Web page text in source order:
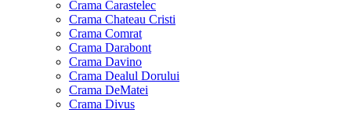
Crama Carastelec
Crama Chateau Cristi
Crama Comrat
Crama Darabont
Crama Davino
Crama Dealul Dorului
Crama DeMatei
Crama Divus